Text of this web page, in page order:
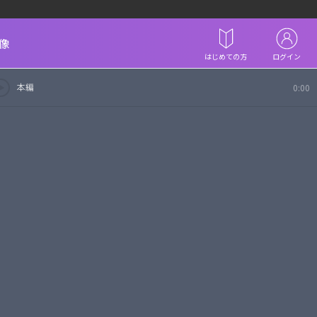
はじめての方 ログイン
本編 0:00